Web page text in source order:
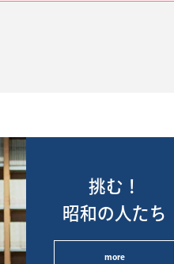
挑む！
昭和の人たち
more